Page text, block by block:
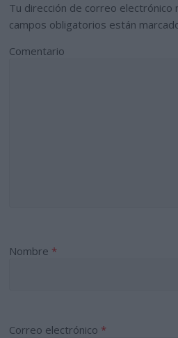
Tu dirección de correo electrónico
campos obligatorios están
Comentario
Nombre *
Correo electrónico *